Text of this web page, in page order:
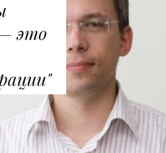
это